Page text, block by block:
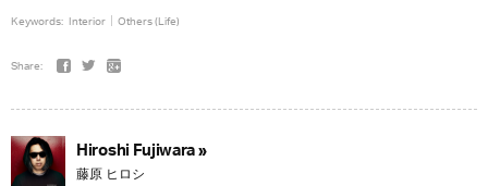
Keywords: Interior Others (Life)
Share:
Hiroshi Fujiwara »
藤原 ヒロシ